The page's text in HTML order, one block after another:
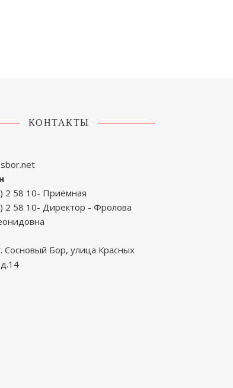
КОНТАКТЫ
2 58 10- Приёмная
2 58 10- Директор - Фролова
Сосновый Бор, улица Красных